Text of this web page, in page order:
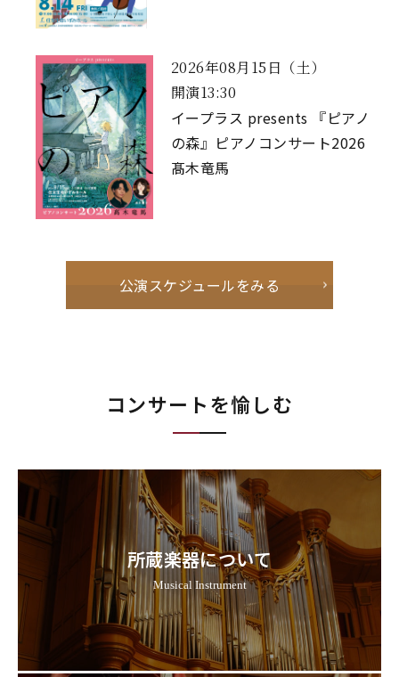
2026年08月15日（土）
開演13:30
イープラス presents 『ピアノ
の森』ピアノコンサート2026
髙木竜馬
公演スケジュールをみる
コンサートを愉しむ
所蔵楽器について
Musical Instrument